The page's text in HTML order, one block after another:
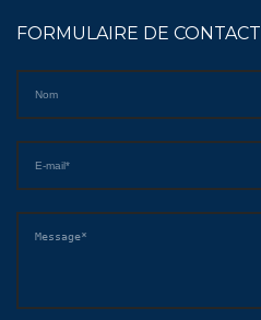
FORMULAIRE DE CONTACT